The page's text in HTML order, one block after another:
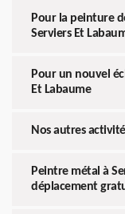
Pour la peinture
Serviers Et
Pour un nouvel
Et Labaume
Nos autres
Peintre métal à
déplacement